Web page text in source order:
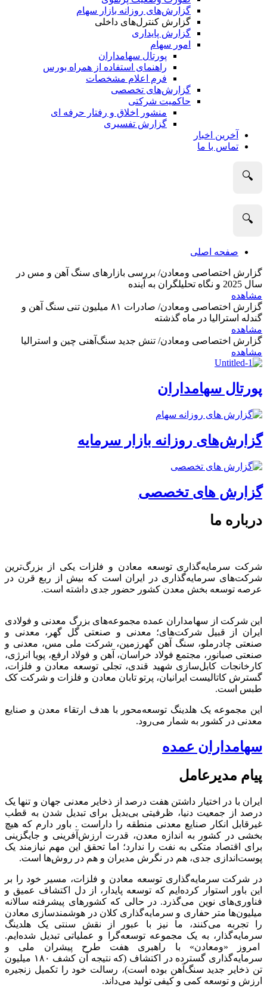
گزارش‌های روزانه بازار سهام
گزارش کنترل‌های داخلی
گزارش پایداری
امور سهام
پورتال سهامداران
راهنمای استفاده از همراه بورس
فرم اعلام مشخصات
گزارش‌های تخصصی
حاکمیت شرکتی
منشور اخلاق و رفتار حرفه­ ای
گزارش تفسیری
آخرین اخبار
تماس با ما
🔍
🔍
صفحه اصلی
گزارش اختصاصی ومعادن/ بررسی بازارهای سنگ آهن و مس در
سال 2025 و نگاه تحلیلگران به آینده
مشاهده
گزارش اختصاصی ومعادن/ صادرات ۸۱ میلیون تنی سنگ آهن و
گندله استرالیا در ماه گذشته
مشاهده
گزارش اختصاصی ومعادن/ تنش جدید سنگ‌آهنی چین و استرالیا
مشاهده
پورتال سهامداران
گزارش‌های روزانه بازار سرمایه
گزارش های تخصصی
درباره ما
شرکت سرمایه‌گذاری توسعه معادن و فلزات یکی از بزرگ‌ترین
شرکت‌های سرمایه‌گذاری در ایران است که بیش از ربع قرن در
عرصه توسعه بخش معدن کشور حضور جدی داشته است.
این شرکت از سهامداران عمده مجموعه‌های بزرگ معدنی و فولادی
ایران از قبیل شرکت‌های؛ معدنی و صنعتی گل گهر، معدنی و
صنعتی چادرملو، سنگ آهن گهرزمین، شرکت ملی مس، معدنی و
صنعتی صبانور، مجتمع فولاد خراسان، آهن و فولاد ارفع، پویا انرژی،
کارخانجات کابل‌سازی شهید قندی، تجلی توسعه معادن و فلزات،
گسترش کاتالیست ایرانیان، پرتو تابان معادن و فلزات و شرکت کک
طبس است.
این مجموعه یک هلدینگ توسعه‌محور با هدف ارتقاء معدن و صنایع
معدنی در کشور به شمار می‌رود.
سهامداران عمده
پیام مدیرعامل
ایران با در اختیار داشتن هفت درصد از ذخایر معدنی جهان و تنها یک
درصد از جمعیت دنیا، ظرفیتی بی‌بدیل برای تبدیل شدن به قطب
غیرقابل انکار صنایع معدنی منطقه را داراست . باور دارم که هیچ
بخشی در کشور به اندازه معدن، قدرت ارزش‌آفرینی و جایگزینی
برای اقتصاد متکی به نفت را ندارد؛ اما تحقق این مهم نیازمند یک
پوست‌اندازی جدی، هم در نگرش مدیران و هم در روش‌ها است.
در شرکت سرمایه‌گذاری توسعه معادن و فلزات، مسیر خود را بر
این باور استوار کرده‌ایم که توسعه پایدار، از دل اکتشاف عمیق و
فناوری‌های نوین می‌گذرد. در حالی که کشورهای پیشرفته سالانه
میلیون‌ها متر حفاری و سرمایه‌گذاری کلان در هوشمندسازی معادن
را تجربه می‌کنند، ما نیز با عبور از نقش سنتی یک هلدینگ
سرمایه‌گذار، به یک مجموعه توسعه‌گرا و عملیاتی تبدیل شده‌ایم.
امروز «ومعادن» با راهبری هفت طرح پیشران ملی و
سرمایه‌گذاری گسترده در اکتشاف (که نتیجه آن کشف ۱۸۰ میلیون
تن ذخایر جدید سنگ‌آهن بوده است)، رسالت خود را تکمیل زنجیره
ارزش و توسعه کمی و کیفی تولید می‌داند.